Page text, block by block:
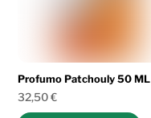
Profumo Patchouly 50 ML
32,50€